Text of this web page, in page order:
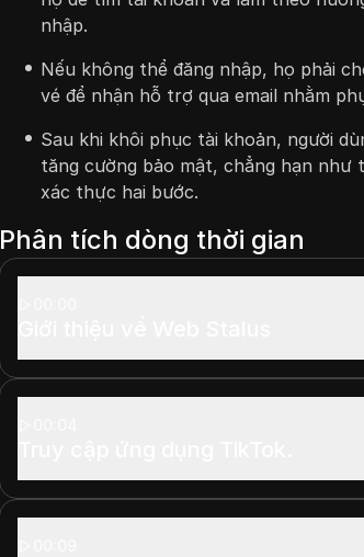
nhập.
Nếu không thể đăng nhập, họ phải
vé để nhận hỗ trợ qua email nhằm
Sau khi khôi phục tài khoản, người
tăng cường bảo mật, chẳng hạn như
xác thực hai bước.
Phân tích dòng thời gian